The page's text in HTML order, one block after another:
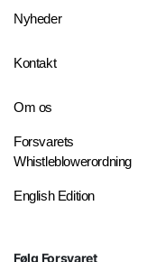
Nyheder
Kontakt
Om os
Forsvarets
Whistleblowerordning
English Edition
Følg Forsvaret